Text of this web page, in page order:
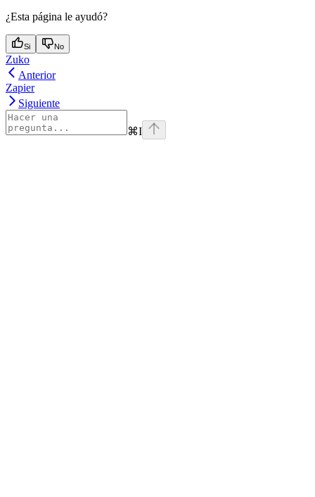
¿Esta página le ayudó?
Si No
Zuko
Anterior
Zapier
Siguiente
⌘I